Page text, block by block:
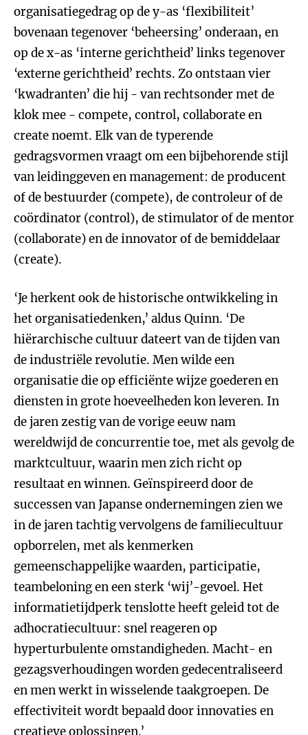
organisatiegedrag op de y-as ‘flexibiliteit’
bovenaan tegenover ‘beheersing’ onderaan, en
op de x-as ‘interne gerichtheid’ links tegenover
‘externe gerichtheid’ rechts. Zo ontstaan vier
‘kwadranten’ die hij - van rechtsonder met de
klok mee - compete, control, collaborate en
create noemt. Elk van de typerende
gedragsvormen vraagt om een bijbehorende stijl
van leidinggeven en management: de producent
of de bestuurder (compete), de controleur of de
coördinator (control), de stimulator of de mentor
(collaborate) en de innovator of de bemiddelaar
(create).
‘Je herkent ook de historische ontwikkeling in
het organisatiedenken,’ aldus Quinn. ‘De
hiërarchische cultuur dateert van de tijden van
de industriële revolutie. Men wilde een
organisatie die op efficiënte wijze goederen en
diensten in grote hoeveelheden kon leveren. In
de jaren zestig van de vorige eeuw nam
wereldwijd de concurrentie toe, met als gevolg de
marktcultuur, waarin men zich richt op
resultaat en winnen. Geïnspireerd door de
successen van Japanse ondernemingen zien we
in de jaren tachtig vervolgens de familiecultuur
opborrelen, met als kenmerken
gemeenschappelijke waarden, participatie,
teambeloning en een sterk ‘wij’-gevoel. Het
informatietijdperk tenslotte heeft geleid tot de
adhocratiecultuur: snel reageren op
hyperturbulente omstandigheden. Macht- en
gezagsverhoudingen worden gedecentraliseerd
en men werkt in wisselende taakgroepen. De
effectiviteit wordt bepaald door innovaties en
creatieve oplossingen.’